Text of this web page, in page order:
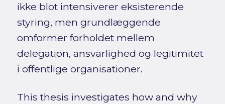
ikke blot intensiverer eksisterende
styring, men grundlæggende
omformer forholdet mellem
delegation, ansvarlighed og legitimitet
i offentlige organisationer.
This thesis investigates how and why